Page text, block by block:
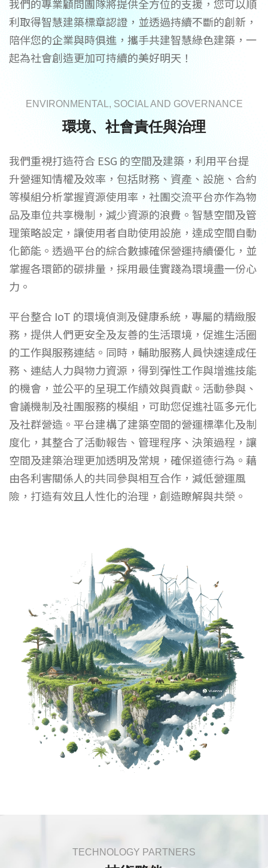
我們的專業顧問團隊將提供全方位的支援，您可以順
利取得智慧建築標章認證 ，並透過持續不斷的創新，
陪伴您的企業與時俱進，攜手共建智慧綠色建築，一
起為社會創造更加可持續的美好明天！
ENVIRONMENTAL, SOCIAL AND GOVERNANCE
環境、社會責任與治理
我們重視打造符合 ESG 的空間及建築，利用平台提
升營運知情權及效率，包括財務、資產、設施、合約
等模組分析掌握資源使用率，社團交流平台亦作為物
品及車位共享機制，減少資源的浪費。智慧空間及管
理策略設定，讓使用者自助使用設施，達成空間自動
化節能。透過平台的綜合數據確保營運持續優化，並
掌握各環節的碳排量，採用最佳實踐為環境盡一份心
力。
平台整合 IoT 的環境偵測及健康系統，專屬的精緻服
務，提供人們更安全及友善的生活環境，促進生活圈
的工作與服務連結。同時，輔助服務人員快速達成任
務、連結人力與物力資源，得到彈性工作與增進技能
的機會，並公平的呈現工作績效與貢獻。活動參與、
會議機制及社團服務的模組，可助您促進社區多元化
及社群營造。平台建構了建築空間的營運標準化及制
度化，其整合了活動報告、管理程序、決策過程，讓
空間及建築治理更加透明及常規，確保道德行為。藉
由各利害關係人的共同參與相互合作，減低營運風
險，打造有效且人性化的治理，創造瞭解與共榮。
TECHNOLOGY PARTNERS